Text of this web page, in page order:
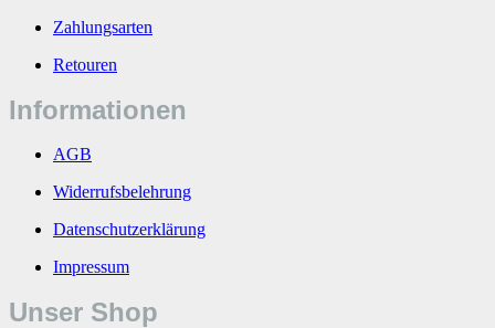
Zahlungsarten
Retouren
Informationen
AGB
Widerrufsbelehrung
Datenschutzerklärung
Impressum
Unser Shop